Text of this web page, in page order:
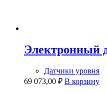
Электронный
Датчики уровня
69 073,00 ₽ В корзину